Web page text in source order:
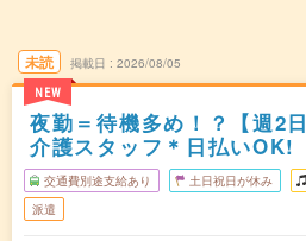
未読
NEW
掲載日 2026/08/05
夜勤＝待機多め！？【週2
介護スタッフ＊日払いOK!
交通費別途支給あり 土日祝日が休み
派遣